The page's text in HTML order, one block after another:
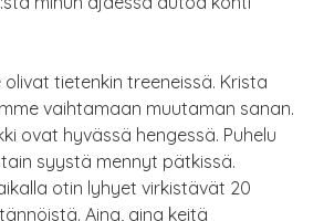
tietenkin treeneissä. Krista
vaihtamaan muutaman sanan.
ovat hyvässä hengessä. Puhelu
syystä mennyt pätkissä.
otin lyhyet virkistävät 20
Aina, aina keitä